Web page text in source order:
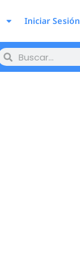
Iniciar Sesión